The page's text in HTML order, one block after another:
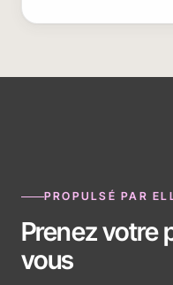
PROPULSÉ PAR
Prenez votre
vous